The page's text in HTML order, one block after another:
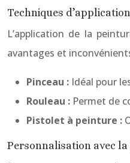
Techniques d’application
L’application de la
avantages et
Pinceau : Idéal pour
Rouleau : Permet de
Pistolet à peinture :
Personnalisation avec